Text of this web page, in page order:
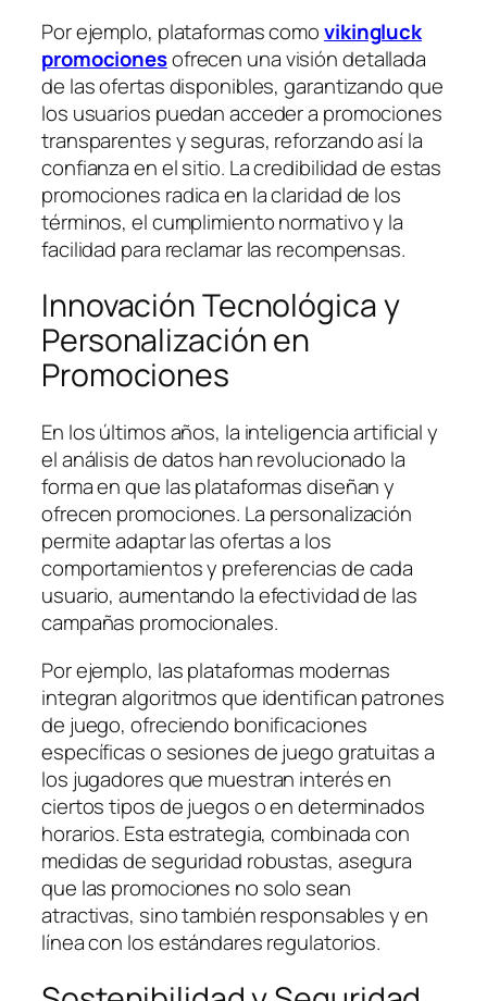
Por ejemplo, plataformas comovikingluck
promocionesofrecen una visión detallada
de las ofertas disponibles, garantizando que
los usuarios puedan acceder a promociones
transparentes y seguras, reforzando así la
confianza en el sitio. La credibilidad de estas
promociones radica en la claridad de los
términos, el cumplimiento normativo y la
facilidad para reclamar las recompensas.
Innovación Tecnológica y
Personalización en
Promociones
En los últimos años, la inteligencia artificial y
el análisis de datos han revolucionado la
forma en que las plataformas diseñan y
ofrecen promociones. La personalización
permite adaptar las ofertas a los
comportamientos y preferencias de cada
usuario, aumentando la efectividad de las
campañas promocionales.
Por ejemplo, las plataformas modernas
integran algoritmos que identifican patrones
de juego, ofreciendo bonificaciones
específicas o sesiones de juego gratuitas a
los jugadores que muestran interés en
ciertos tipos de juegos o en determinados
horarios. Esta estrategia, combinada con
medidas de seguridad robustas, asegura
que las promociones no solo sean
atractivas, sino también responsables y en
línea con los estándares regulatorios.